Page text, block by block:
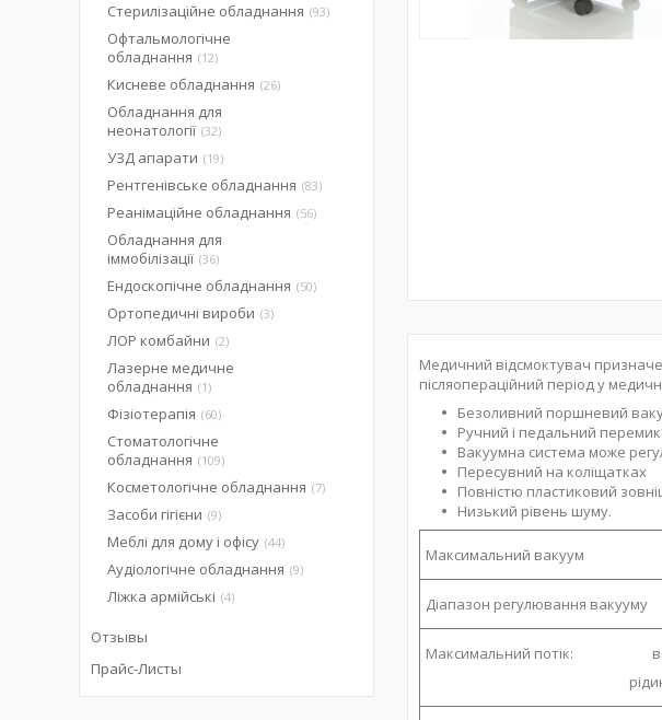
Медичний відсмоктувач
післяопераційний період у
Безоливний поршневий
Ручний і педальний
Вакуумна система може
Пересувний на коліщатках
Повністю пластиковий
Низький рівень шуму.
Максимальний вакуум
Діапазон регулювання вакууму
Максимальний потік:
Стерилізаційне обладнання 93
Офтальмологічне
обладнання
12
Кисневе обладнання 26
Обладнання для
неонатології 32
УЗД апарати 19
Рентгенівське обладнання 83
Реанімаційне обладнання 56
Обладнання для
іммобілізації 36
Ендоскопічне обладнання 50
Ортопедичні вироби 3
ЛОР комбайни 2
Лазерне медичне
обладнання
1
Фізіотерапія 60
Стоматологічне
обладнання
109
Косметологічне обладнання 7
Засоби гігієни 9
Меблі для дому і офісу 44
Аудіологічне обладнання 9
Ліжка армійські 4
Отзывы
Прайс-Листы